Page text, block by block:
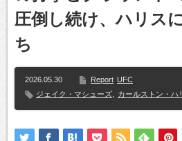
圧倒し続け、ハリス
ち
2026.05.30 Report UFC
ジェイク・マシューズ
カールストン・ハ